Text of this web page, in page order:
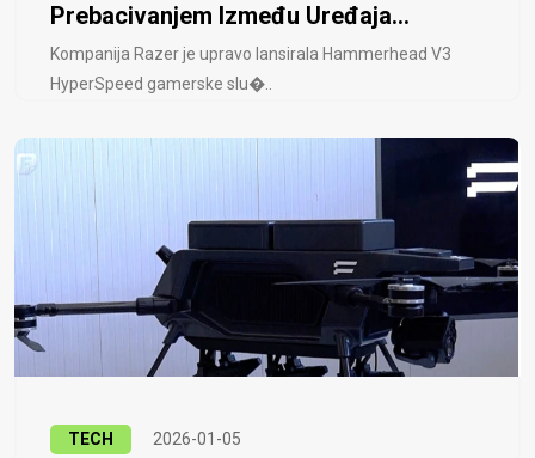
Prebacivanjem Između Uređaja...
Kompanija Razer je upravo lansirala Hammerhead V3
HyperSpeed ​​gamerske slu�..
TECH 2026-01-05